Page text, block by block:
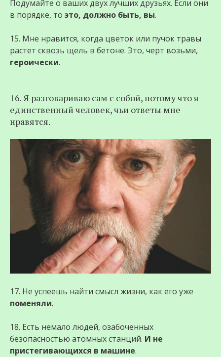
Подумайте о ваших двух лучших друзьях. Если они
в порядке, то это, должно быть, вы.
15. Мне нравится, когда цветок или пучок травы
растет сквозь щель в бетоне. Это, черт возьми,
героически.
16. Я разговариваю сам с собой, потому что я
единственный человек, чьи ответы мне
нравятся.
17. Не успеешь найти смысл жизни, как его уже
поменяли.
18. Есть немало людей, озабоченных
безопасностью атомных станций. И не
пристегивающихся в машине.